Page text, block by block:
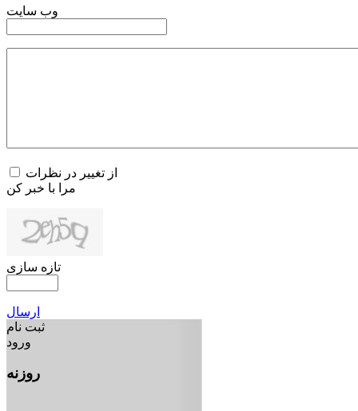
وب سایت
از تغییر در نظرات
مرا با خبر کن
تازه سازی
ارسال
ثبت نام
ورود
روزنه